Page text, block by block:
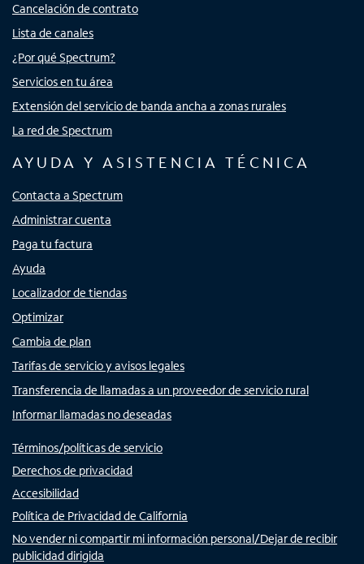
Cancelación de contrato
Lista de canales
¿Por qué Spectrum?
Servicios en tu área
Extensión del servicio de banda ancha a zonas rurales
La red de Spectrum
AYUDA Y ASISTENCIA TÉCNICA
Contacta a Spectrum
Administrar cuenta
Paga tu factura
Ayuda
Localizador de tiendas
Optimizar
Cambia de plan
Tarifas de servicio y avisos legales
Transferencia de llamadas a un proveedor de servicio rural
Informar llamadas no deseadas
Términos/políticas de servicio
Derechos de privacidad
Accesibilidad
Política de Privacidad de California
No vender ni compartir mi información personal/Dejar de recibir
publicidad dirigida